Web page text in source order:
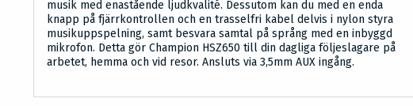
musik med enastående ljudkvalité. Dessutom kan du med en enda
knapp på fjärrkontrollen och en trasselfri kabel delvis i nylon styra
musikuppspelning, samt besvara samtal på språng med en inbyggd
mikrofon. Detta gör Champion HSZ650 till din dagliga följeslagare på
arbetet, hemma och vid resor. Ansluts via 3,5mm AUX ingång.